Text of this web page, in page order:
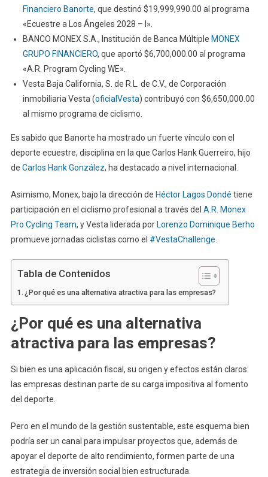
Financiero Banorte, que destinó $19,999,990.00 al programa
«Ecuestre a Los Ángeles 2028 – I».
BANCO MONEX S.A., Institución de Banca Múltiple MONEX
GRUPO FINANCIERO, que aportó $6,700,000.00 al programa
«A.R. Program Cycling WE».
Vesta Baja California, S. de R.L. de C.V., de Corporación
inmobiliaria Vesta (oficialVesta) contribuyó con $6,650,000.00
al mismo programa de ciclismo.
Es sabido que Banorte ha mostrado un fuerte vínculo con el
deporte ecuestre, disciplina en la que Carlos Hank Guerreiro, hijo
de Carlos Hank González, ha destacado a nivel internacional.
Asimismo, Monex, bajo la dirección de Héctor Lagos Dondé tiene
participación en el ciclismo profesional a través del A.R. Monex
Pro Cycling Team, y Vesta liderada porLorenzo Dominique Berho
promueve jornadas ciclistas como el #VestaChallenge
Tabla de Contenidos
¿Por qué es una alternativa atractiva para las empresas?
¿Por qué es una alternativa
atractiva para las empresas?
Si bien es una aplicación fiscal, su origen y efectos están claros:
las empresas destinan parte de su carga impositiva al fomento
del deporte.
Pero en el mundo de la gestión sustentable, este esquema bien
podría ser un canal para impulsar proyectos que, además de
apoyar el deporte de alto rendimiento, formen parte de una
estrategia de inversión social bien estructurada.